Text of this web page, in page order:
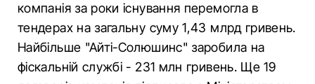
компанія за роки існування перемогла в
тендерах на загальну суму 1,43 млрд гривень.
Найбільше "Айті-Солюшинс" заробила на
фіскальній службі - 231 млн гривень. Ще 19